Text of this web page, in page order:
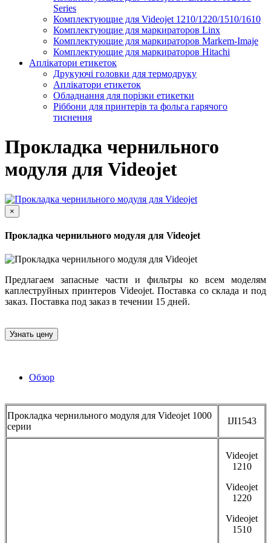
Series
Комплектующие для Videojet 1210/1220/1510/1610
Комплектующие для маркираторов Linx
Комплектующие для маркираторов Markem-Imaje
Комплектующие для маркираторов Hitachi
Аплікатори етикеток
Друкуючі головки для термодруку
Аплікатори етикеток
Обладнання для порізки етикетки
Ріббони для принтерів та фольга гарячого
тиснення
Прокладка чернильного
модуля для Videojet
×
Прокладка чернильного модуля для Videojet
Предлагаем запасные части и фильтры ко всем моделям
каплеструйных принтеров Videojet. Поставка со склада и под
заказ. Поставка под заказ в течении 15 дней.
Узнать цену
Обзор
Прокладка чернильного модуля для Videojet 1000
серии
IJI1543
Videojet
1210
Videojet
1220
Videojet
1510